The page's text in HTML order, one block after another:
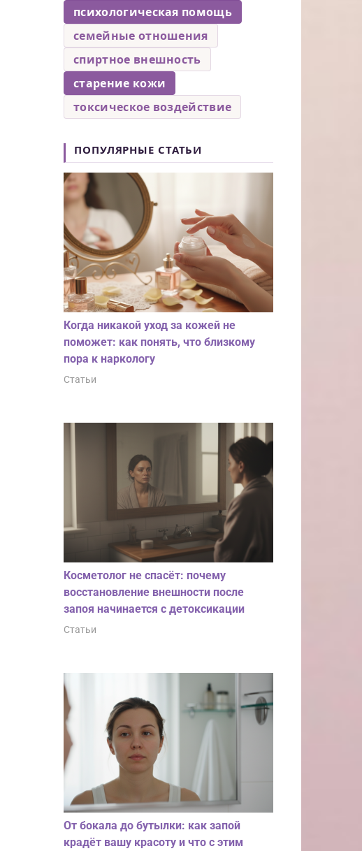
психологическая помощь
семейные отношения
спиртное внешность
старение кожи
токсическое воздействие
ПОПУЛЯРНЫЕ СТАТЬИ
Когда никакой уход за кожей не
поможет: как понять, что близкому
пора к наркологу
Статьи
Косметолог не спасёт: почему
восстановление внешности после
запоя начинается с детоксикации
Статьи
От бокала до бутылки: как запой
крадёт вашу красоту и что с этим